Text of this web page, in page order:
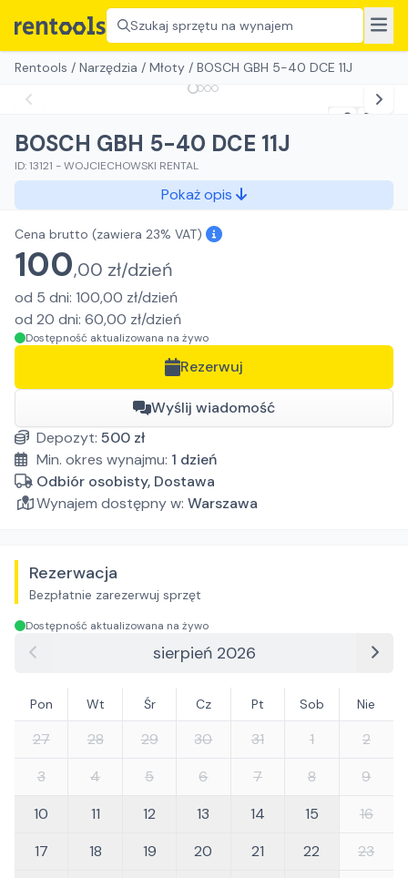
Szukaj sprzętu na wynajem
Rentools / Narzędzia / Młoty / BOSCH GBH 5-40 DCE 11J
BOSCH GBH 5-40 DCE 11J
ID:13121 -WOJCIECHOWSKI RENTAL
Pokaż opis
Cena brutto (zawiera 23% VAT)
100,00 zł/dzień
od 5 dni: 100,00 zł/dzień
od 20 dni: 60,00 zł/dzień
Dostępność aktualizowana na żywo
Rezerwuj
Wyślij wiadomość
Depozyt: 500 zł
Min. okres wynajmu: 1 dzień
Odbiór osobisty, Dostawa
Wynajem dostępny w: Warszawa
Rezerwacja
Bezpłatnie zarezerwuj sprzęt
Dostępność aktualizowana na żywo
sierpień 2026
Pon Wt Śr Cz Pt Sob Nie
27 28 29 30 31 1
2
3
4 5 6 7 8
9
10
11 12 13 14 15
16
17
18 19 20 21 22
23